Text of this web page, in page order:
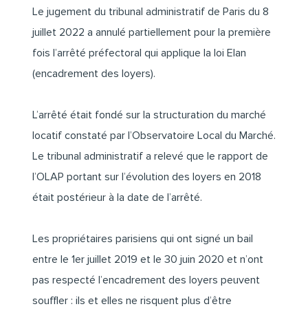
Le jugement du tribunal administratif de Paris du 8
juillet 2022 a annulé partiellement pour la première
fois l’arrêté préfectoral qui applique la loi Elan
(encadrement des loyers).
L’arrêté était fondé sur la structuration du marché
locatif constaté par l’Observatoire Local du Marché.
Le tribunal administratif a relevé que le rapport de
l’OLAP portant sur l’évolution des loyers en 2018
était postérieur à la date de l’arrêté.
Les propriétaires parisiens qui ont signé un bail
entre le 1er juillet 2019 et le 30 juin 2020 et n’ont
pas respecté l’encadrement des loyers peuvent
souffler : ils et elles ne risquent plus d’être